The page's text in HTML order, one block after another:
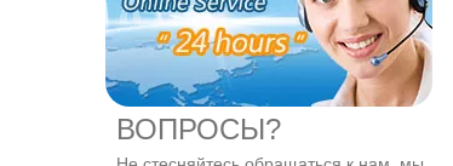
ВОПРОСЫ?